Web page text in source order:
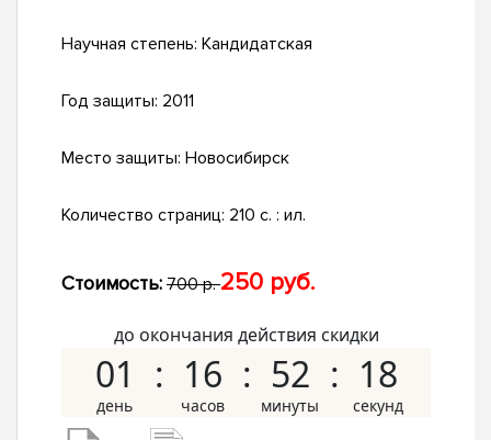
Научная степень: Кандидатская
Год защиты: 2011
Место защиты: Новосибирск
Количество страниц: 210 с. : ил.
Стоимость: 700 р.250 руб.
до окончания действия скидки
01 16 52 17